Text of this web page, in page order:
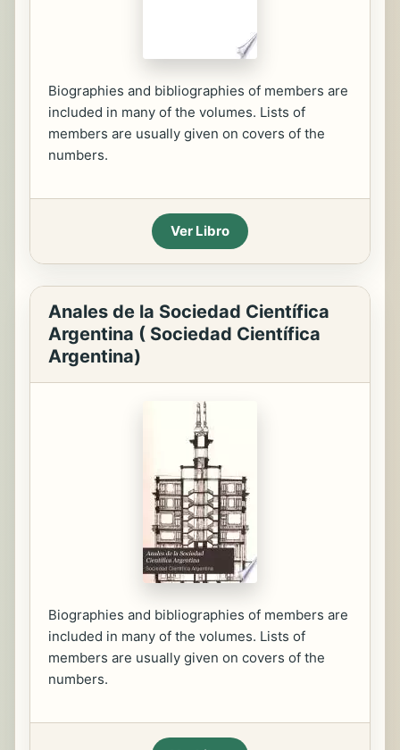
Biographies and bibliographies of members are
included in many of the volumes. Lists of
members are usually given on covers of the
numbers.
Ver Libro
Anales de la Sociedad Científica
Argentina ( Sociedad Científica
Argentina)
Biographies and bibliographies of members are
included in many of the volumes. Lists of
members are usually given on covers of the
numbers.